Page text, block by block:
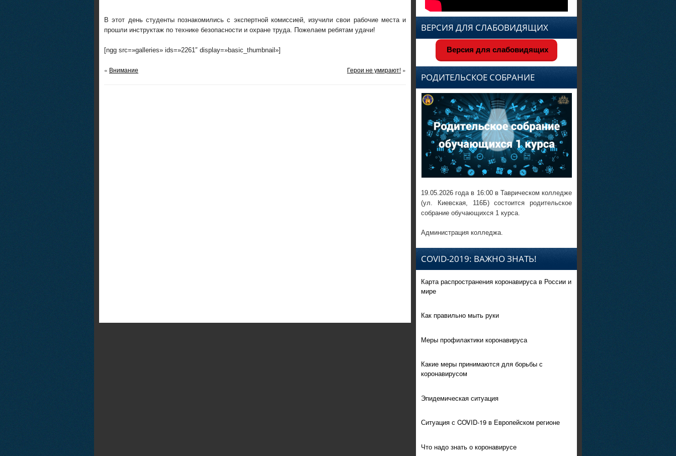
В этот день студенты познакомились с экспертной комиссией, изучили свои рабочие места и
прошли инструктаж по технике безопасности и охране труда. Пожелаем ребятам удачи!
[ngg src=»galleries» ids=»2261″ display=»basic_thumbnail»]
« Внимание Герои не умирают! »
ВЕРСИЯ ДЛЯ СЛАБОВИДЯЩИХ
Версия для слабовидящих
РОДИТЕЛЬСКОЕ СОБРАНИЕ
19.05.2026 года в 16:00 в Таврическом колледже
(ул. Киевская, 116Б) состоится родительское
собрание обучающихся 1 курса.
Администрация колледжа.
COVID-2019: ВАЖНО ЗНАТЬ!
Карта распространения коронавируса в России и
мире
Как правильно мыть руки
Меры профилактики коронавируса
Какие меры принимаются для борьбы с
коронавирусом
Эпидемическая ситуация
Ситуация с COVID-19 в Европейском регионе
Что надо знать о коронавирусе